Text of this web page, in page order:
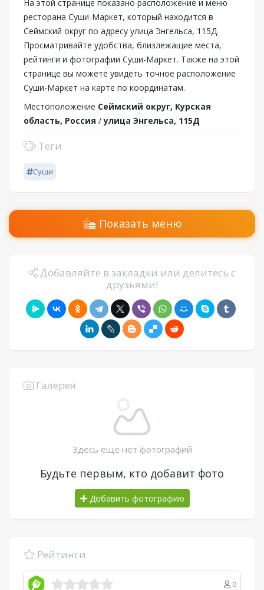
На этой странице показано расположение и меню
ресторана Суши-Маркет, который находится в
Сеймский округ по адресу улица Энгельса, 115Д.
Просматривайте удобства, близлежащие места,
рейтинги и фотографии Суши-Маркет. Также на этой
странице вы можете увидеть точное расположение
Суши-Маркет на карте по координатам.
Местоположение Сеймский округ, Курская
область, Россия /улица Энгельса, 115Д
Теги
Суши
Показать меню
Добавляйте в закладки или делитесь с
друзьями!
Галерея
Здесь еще нет фотографий
Будьте первым, кто добавит фото
Добавить фотографию
Рейтинги
0